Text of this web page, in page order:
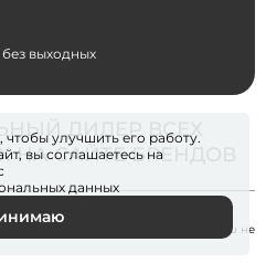
выходных
ДИЛЕР ВСЕХ
НА САЙТЕ БРЕНДОВ
на сайте dizelnye-generatory.ru не
чтобы улучшить его работу.
вы соглашаетесь на
данных